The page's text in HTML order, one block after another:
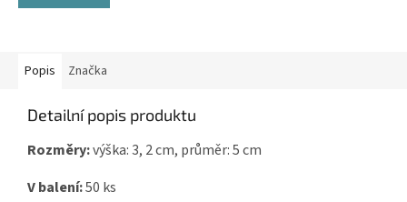
Popis Značka
Detailní popis produktu
Rozměry:výška: 3, 2 cm, průměr: 5 cm
V balení:50 ks